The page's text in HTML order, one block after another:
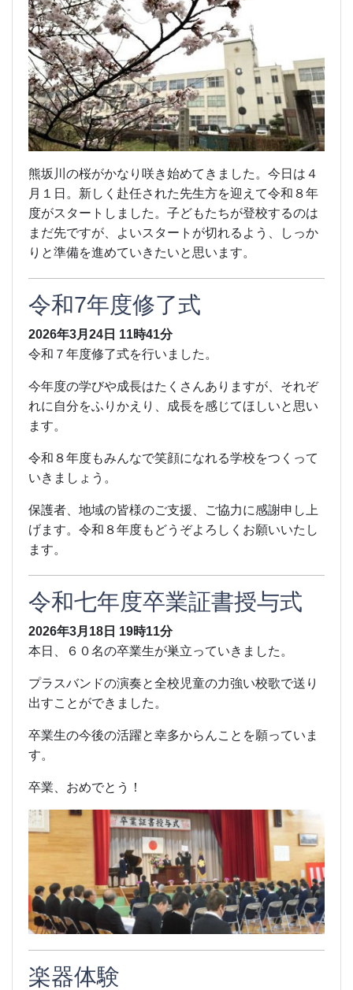
熊坂川の桜がかなり咲き始めてきました。今日は４
月１日。新しく赴任された先生方を迎えて令和８年
度がスタートしました。子どもたちが登校するのは
まだ先ですが、よいスタートが切れるよう、しっか
りと準備を進めていきたいと思います。
令和7年度修了式
2026年3月24日 11時41分
令和７年度修了式を行いました。
今年度の学びや成長はたくさんありますが、それぞ
れに自分をふりかえり、成長を感じてほしいと思い
ます。
令和８年度もみんなで笑顔になれる学校をつくって
いきましょう。
保護者、地域の皆様のご支援、ご協力に感謝申し上
げます。令和８年度もどうぞよろしくお願いいたし
ます。
令和七年度卒業証書授与式
2026年3月18日 19時11分
本日、６０名の卒業生が巣立っていきました。
プラスバンドの演奏と全校児童の力強い校歌で送り
出すことができました。
卒業生の今後の活躍と幸多からんことを願っていま
す。
卒業、おめでとう！
楽器体験